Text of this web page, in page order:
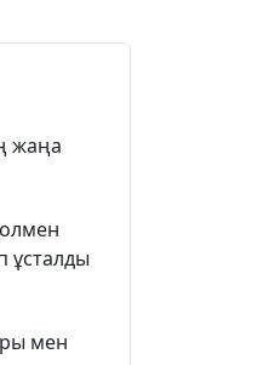
жаңа
ұсталды
мен